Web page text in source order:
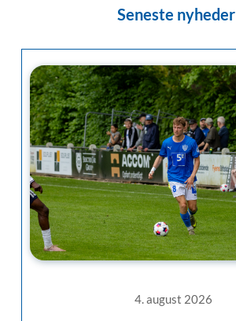
Seneste nyheder
4. august 2026